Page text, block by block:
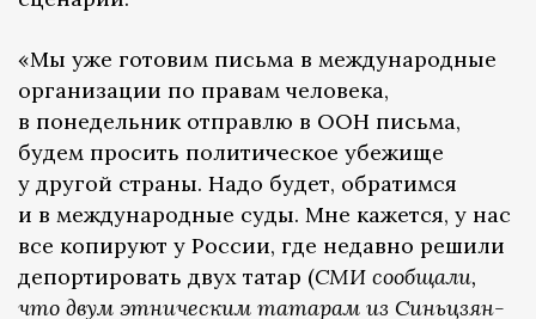
«Мы уже готовим письма в международные
организации по правам человека,
в понедельник отправлю в ООН письма,
будем просить политическое убежище
у другой страны. Надо будет, обратимся
и в международные суды. Мне кажется, у нас
все копируют у России, где недавно решили
депортировать двух татар (СМИ сообщали,
что двум этническим татарам из Синьцзян-